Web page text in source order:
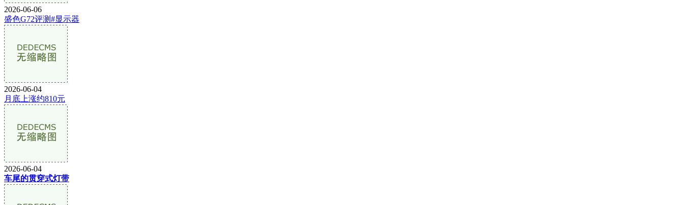
2026-06-06
盛色G72评测#显示器
2026-06-04
月底上涨约810元
2026-06-04
车尾的贯穿式灯带